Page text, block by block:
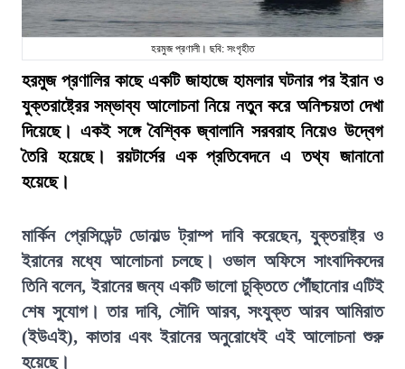
হরমুজ প্রণালী। ছবি: সংগৃহীত
হরমুজ প্রণালির কাছে একটি জাহাজে হামলার ঘটনার পর ইরান ও
যুক্তরাষ্ট্রের সম্ভাব্য আলোচনা নিয়ে নতুন করে অনিশ্চয়তা দেখা
দিয়েছে। একই সঙ্গে বৈশ্বিক জ্বালানি সরবরাহ নিয়েও উদ্বেগ
তৈরি হয়েছে। রয়টার্সের এক প্রতিবেদনে এ তথ্য জানানো
হয়েছে।
মার্কিন প্রেসিডেন্ট ডোনাল্ড ট্রাম্প দাবি করেছেন, যুক্তরাষ্ট্র ও
ইরানের মধ্যে আলোচনা চলছে। ওভাল অফিসে সাংবাদিকদের
তিনি বলেন, ইরানের জন্য একটি ভালো চুক্তিতে পৌঁছানোর এটিই
শেষ সুযোগ। তার দাবি, সৌদি আরব, সংযুক্ত আরব আমিরাত
(ইউএই), কাতার এবং ইরানের অনুরোধেই এই আলোচনা শুরু
হয়েছে।